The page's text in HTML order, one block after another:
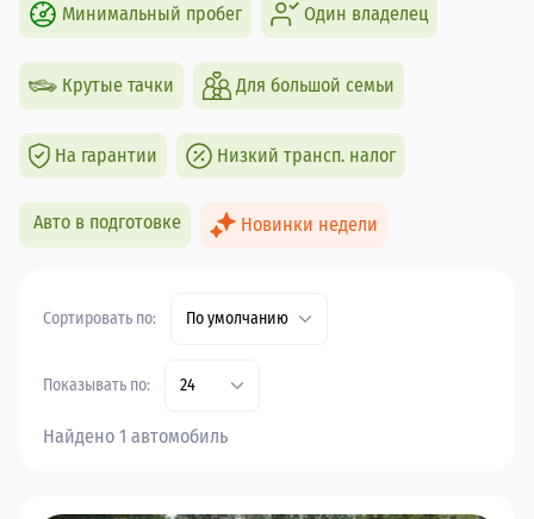
Минимальный пробег Один владелец
Крутые тачки Для большой семьи
На гарантии Низкий трансп. налог
Авто в подготовке Новинки недели
Сортировать по: По умолчанию
Показывать по: 24
Найдено 1 автомобиль